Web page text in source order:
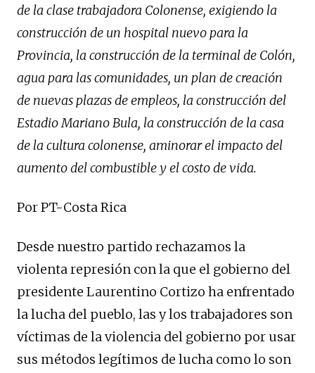
de la clase trabajadora Colonense, exigiendo la
construcción de un hospital nuevo para la
Provincia, la construcción de la terminal de Colón,
agua para las comunidades, un plan de creación
de nuevas plazas de empleos, la construcción del
Estadio Mariano Bula, la construcción de la casa
de la cultura colonense, aminorar el impacto del
aumento del combustible y el costo de vida.
Por PT-Costa Rica
Desde nuestro partido rechazamos la
violenta represión con la que el gobierno del
presidente Laurentino Cortizo ha enfrentado
la lucha del pueblo, las y los trabajadores son
víctimas de la violencia del gobierno por usar
sus métodos legítimos de lucha como lo son